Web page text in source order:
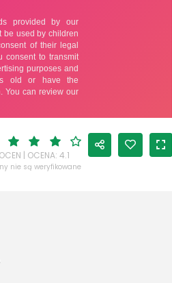
| OCENA: 4.1
nie są weryfikowane